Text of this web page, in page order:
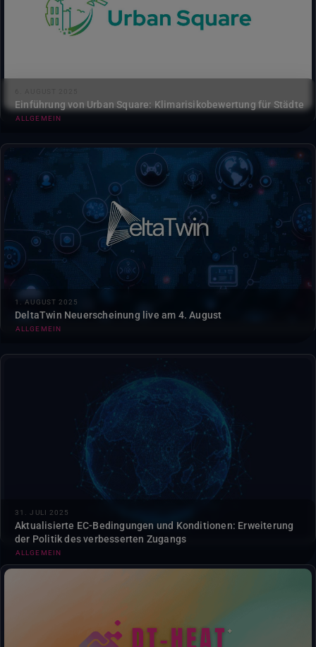
Urban Square ist ein neuer modularer Dienst, der
Stadtplanern hilft, Klimarisiken zu bewerten, Bedrohungen
zu antizipieren und Anpassungsstrategien zu erkunden....
Einführung von Urban Square: Klimarisikobewertung für Städte
ALLGEMEIN
Die neue DeltaTwin bietet neue
Ausführungsüberwachungsfunktionen mit Live-
Fortschrittsverfolgung und Protokollzugriff....
1. AUGUST 2025
DeltaTwin Neuerscheinung live am 4. August
ALLGEMEIN
Die Allgemeinen Geschäftsbedingungen für Nutzer mit
erweitertem Zugang zum Destination Earth System wurden
aktualisiert, um die Berechtigung auf eine breitere Palette
von Organisationen auszuweiten....
31. JULI 2025
Aktualisierte EC-Bedingungen und Konditionen: Erweiterung
der Politik des verbesserten Zugangs
ALLGEMEIN
Die digitale Zwillingsanwendung DT-HEAT+ schärft das
Bewusstsein für städtische Hitzerisiken und unterstützt